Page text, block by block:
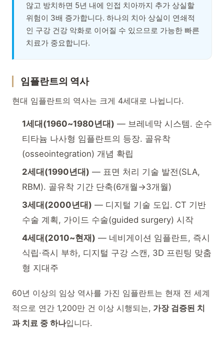
않고 방치하면 5년 내에 인접 치아까지 추가 상실할
위험이 3배 증가합니다. 하나의 치아 상실이 연쇄적
인 구강 건강 악화로 이어질 수 있으므로 가능한 빠른
치료가 중요합니다.
임플란트의 역사
현대 임플란트의 역사는 크게 4세대로 나뉩니다.
1세대(1960~1980년대) — 브레네막 시스템. 순수
티타늄 나사형 임플란트의 등장. 골유착
(osseointegration) 개념 확립
2세대(1990년대) — 표면 처리 기술 발전(SLA,
RBM). 골유착 기간 단축(6개월→3개월)
3세대(2000년대) — 디지털 기술 도입. CT 기반
수술 계획, 가이드 수술(guided surgery) 시작
4세대(2010~현재) — 네비게이션 임플란트, 즉시
식립·즉시 부하, 디지털 구강 스캔, 3D 프린팅 맞춤
형 지대주
60년 이상의 임상 역사를 가진 임플란트는 현재 전 세계
적으로 연간 1,200만 건 이상 시행되는, 가장 검증된 치
과 치료 중 하나입니다.